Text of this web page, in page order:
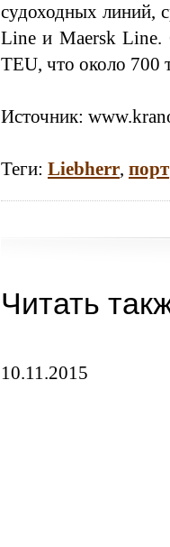
судоходных линий,
Line и Maersk Line.
TEU, что около 700
Источник:
Теги: Liebherr, порт
Читать
10.11.2015